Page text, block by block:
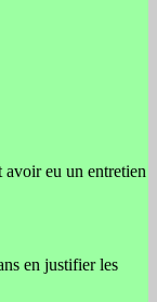
eu un entretien
en justifier les